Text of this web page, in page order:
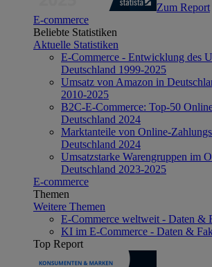
Zum Report
E-commerce
Beliebte Statistiken
Aktuelle Statistiken
E-Commerce - Entwicklung des
Deutschland 1999-2025
Umsatz von Amazon in
2010-2025
B2C-E-Commerce: Top-50
Deutschland 2024
Marktanteile von Online-
Deutschland 2024
Umsatzstarke Warengruppen im
Deutschland 2023-2025
E-commerce
Themen
Weitere Themen
E-Commerce weltweit - Daten &
KI im E-Commerce - Daten &
Top Report